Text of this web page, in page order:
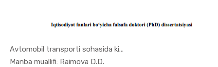
Avtomobil transporti sohasida ki...
Manba muallifi: Raimova D.D.In Sanoat ...